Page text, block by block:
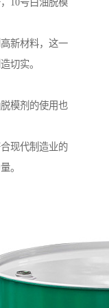
10号白油脱模
新材料，这一
切实。
模剂的使用也
现代制造业的
。